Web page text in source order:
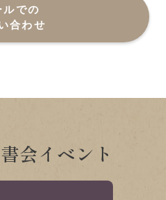
ルでの
合わせ
会イベント